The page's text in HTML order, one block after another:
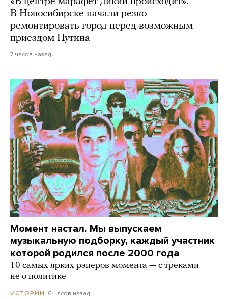
В Новосибирске начали резко
ремонтировать город перед возможным
приездом Путина
7 часов назад
Момент настал. Мы выпускаем
музыкальную подборку, каждый участник
которой родился после 2000 года
10 самых ярких рэперов момента — с треками
не о политике
ИСТОРИИ 6 часов назад